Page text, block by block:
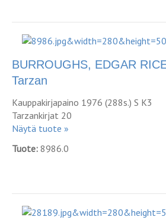
BURROUGHS, EDGAR
Tarzan
Kauppakirjapaino 1976 (288s.) S K3
Tarzankirjat 20
Näytä tuote »
Tuote: 8986.0